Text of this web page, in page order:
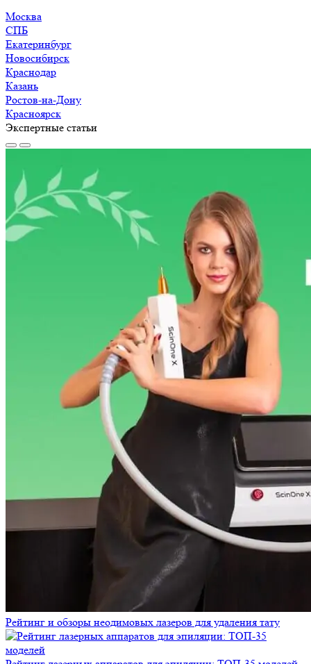
Москва
СПБ
Екатеринбург
Новосибирск
Краснодар
Казань
Ростов-на-Дону
Красноярск
Экспертные статьи
Рейтинг и обзоры неодимовых лазеров для удаления тату